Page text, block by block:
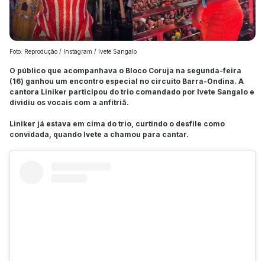
Foto: Reprodução / Instagram / Ivete Sangalo
O público que acompanhava o Bloco Coruja na segunda-feira
(16) ganhou um encontro especial no circuito Barra-Ondina. A
cantora Liniker participou do trio comandado por Ivete Sangalo e
dividiu os vocais com a anfitriã.
Liniker já estava em cima do trio, curtindo o desfile como
convidada, quando Ivete a chamou para cantar.